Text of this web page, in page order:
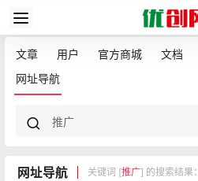
文章 用户 官方商城 文档
网址导航
网址导航 关键词 [推广] 的搜索结果：